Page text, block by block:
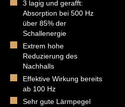
3 lagig und gerafft:
Absorption bei 500 Hz
über 85% der
Schallenergie
Extrem hohe
Reduzierung des
Nachhalls
Effektive Wirkung bereits
ab 100 Hz
Sehr gute Lärmpegel